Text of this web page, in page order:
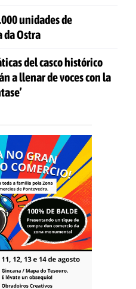
unidades de
da Ostra
del casco histórico
a llenar de voces con la